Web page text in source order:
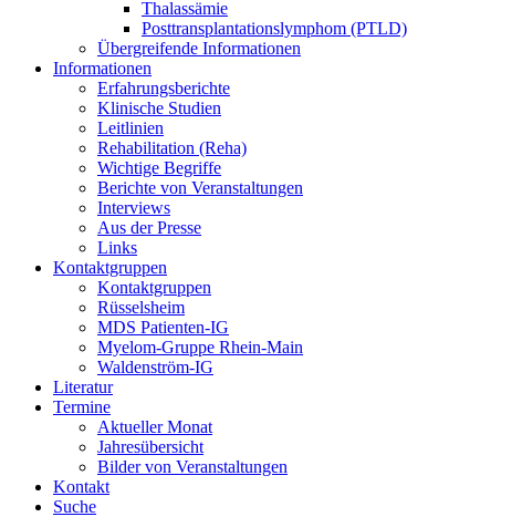
Thalassämie
Posttransplantationslymphom (PTLD)
Übergreifende Informationen
Informationen
Erfahrungsberichte
Klinische Studien
Leitlinien
Rehabilitation (Reha)
Wichtige Begriffe
Berichte von Veranstaltungen
Interviews
Aus der Presse
Links
Kontaktgruppen
Kontaktgruppen
Rüsselsheim
MDS Patienten-IG
Myelom-Gruppe Rhein-Main
Waldenström-IG
Literatur
Termine
Aktueller Monat
Jahresübersicht
Bilder von Veranstaltungen
Kontakt
Suche